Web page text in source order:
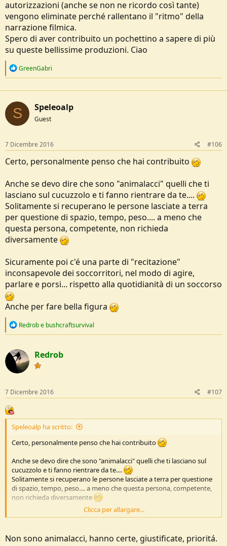
autorizzazioni (anche se non ne ricordo così tante)
vengono eliminate perché rallentano il "ritmo" della
narrazione filmica.
Spero di aver contribuito un pochettino a sapere di più
su queste bellissime produzioni. Ciao
R
c
t
i
o
n
GreenGabri
S Speleoalp
Guest
7 Dicembre 2016 #106
Certo, personalmente penso che hai contribuito
Anche se devo dire che sono "animalacci" quelli che ti
lasciano sul cucuzzolo e ti fanno rientrare da te....
Solitamente si recuperano le persone lasciate a terra
per questione di spazio, tempo, peso.... a meno che
questa persona, competente, non richieda
diversamente
Sicuramente poi c'é una parte di "recitazione"
inconsapevole dei soccorritori, nel modo di agire,
parlare e porsi... rispetto alla quotidianità di un soccorso
Anche per fare bella figura
R
c
t
i
o
s
:
Redrobe bushcraftsurvival
Redrob
7 Dicembre 2016 #107
Speleoalp ha scritto:
Certo, personalmente penso che hai contribuito
Anche se devo dire che sono "animalacci" quelli che ti lasciano sul
cucuzzolo e ti fanno rientrare da te....
Solitamente si recuperano le persone lasciate a terra per questione
di spazio, tempo, peso.... a meno che questa persona, competente,
non richieda diversamente
Sicuramente poi c'é una parte di "recitazione" inconsapevole dei
quotidianità di un soccorso
Anche per fare bella figura
Clicca per allargare...
Non sono animalacci, hanno certe, giustificate, prioritá.